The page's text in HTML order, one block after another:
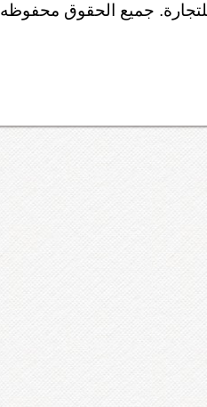
جميع الحقوق محفوظه